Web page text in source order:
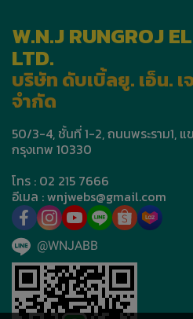
W.N.J RUNGROJ
LTD.
บริษัท ดับเบิ้ลยู. เอ็น. เ
จำกัด
50/3-4, ชั้นที่ 1-2, ถนนพระราม1, แ
กรุงเทพ 10330
โทร : 02 215 7666
อีเมล : wnjwebs@gmail.com
@WNJABB